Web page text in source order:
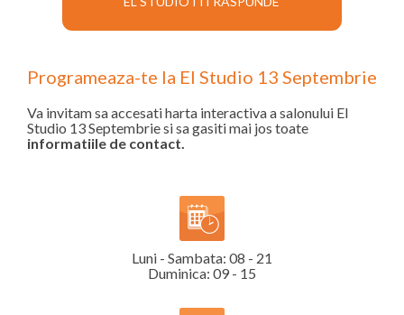
Programeaza-te la El Studio 13 Septembrie
Va invitam sa accesati harta interactiva a salonului El
Studio 13 Septembrie si sa gasiti mai jos toate
informatiile de contact.
Luni - Sambata: 08 - 21
Duminica: 09 - 15